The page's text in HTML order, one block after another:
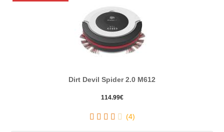
Dirt Devil Spider 2.0 M612
114.99€
(4)